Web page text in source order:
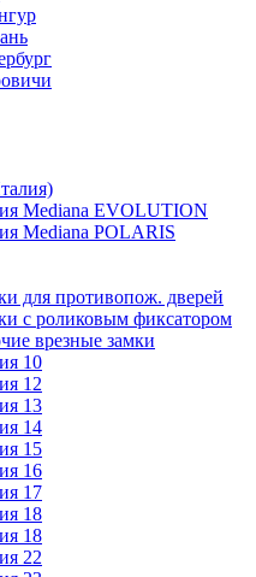
Mediana EVOLUTION
Mediana POLARIS
для противопож. дверей
с роликовым фиксатором
врезные замки
10
12
13
14
15
16
17
18
18
22